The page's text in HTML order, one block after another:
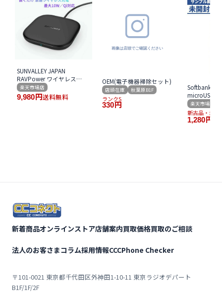
SUNVALLEY JAPAN
RAVPower ワイヤレス充
電器 急速 10W 置くだけ Qi
対応 RP-WC006 iPhone
Android 対応
楽天市場店
9,980 円送料無料
OEM(電子機器掃除セット)
店頭在庫 秋葉原B1F
ランクS
330 円
Softbank
microUSB
タ 1.0A
MIMU 1.5m
AC18-MIMU
楽天市場店
新古品・未使
1,280 円
新着商品オンラインストア店舗案内買取価格買取のご相談
法人のお客さまコラム採用情報CCCPhone Checker
〒101-0021 東京都千代田区外神田1-10-11 東京ラジオデパート
B1F/1F/2F